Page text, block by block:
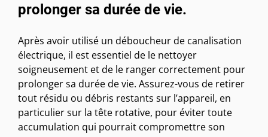
prolonger sa durée de vie.
Après avoir utilisé un déboucheur de canalisation
électrique, il est essentiel de le nettoyer
soigneusement et de le ranger correctement pour
prolonger sa durée de vie. Assurez-vous de retirer
tout résidu ou débris restants sur l’appareil, en
particulier sur la tête rotative, pour éviter toute
accumulation qui pourrait compromettre son